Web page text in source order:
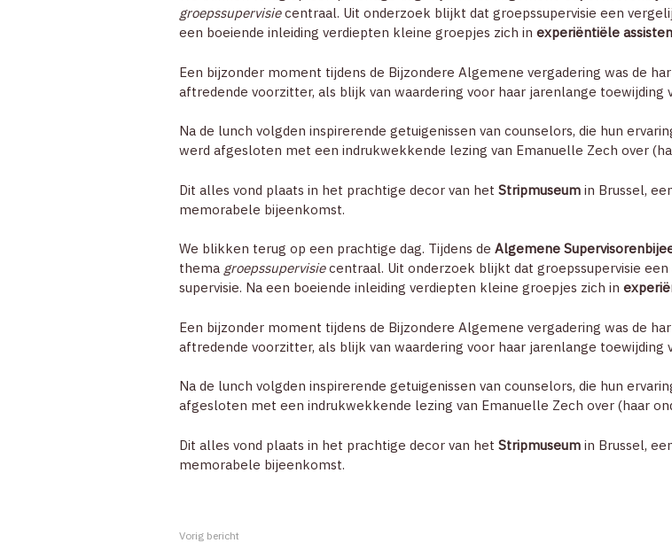
groepssupervisiecentraal. Uit onderzoek blijkt dat groepssupervisie een
een boeiende inleiding verdiepten kleine groepjes zich in experiëntiële
Een bijzonder moment tijdens de Bijzondere Algemene vergadering was de
aftredende voorzitter, als blijk van waardering voor haar jarenlange toewijding
Na de lunch volgden inspirerende getuigenissen van counselors, die hun
werd afgesloten met een indrukwekkende lezing van Emanuelle Zech over
Dit alles vond plaats in het prachtige decor van het Stripmuseum in Brussel,
memorabele bijeenkomst.
We blikken terug op een prachtige dag. Tijdens de Algemene
thema groepssupervisiecentraal. Uit onderzoek blijkt dat groepssupervisie
supervisie. Na een boeiende inleiding verdiepten kleine groepjes zich in
Een bijzonder moment tijdens de Bijzondere Algemene vergadering was de
aftredende voorzitter, als blijk van waardering voor haar jarenlange toewijding
Na de lunch volgden inspirerende getuigenissen van counselors, die hun
afgesloten met een indrukwekkende lezing van Emanuelle Zech over (haar
Dit alles vond plaats in het prachtige decor van het Stripmuseum in Brussel,
memorabele bijeenkomst.
Vorig bericht